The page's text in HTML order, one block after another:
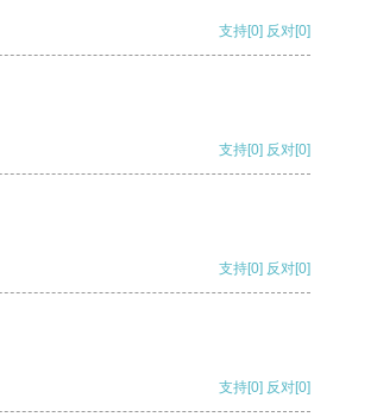
支持[0] 反对[0]
支持[0] 反对[0]
支持[0] 反对[0]
支持[0] 反对[0]